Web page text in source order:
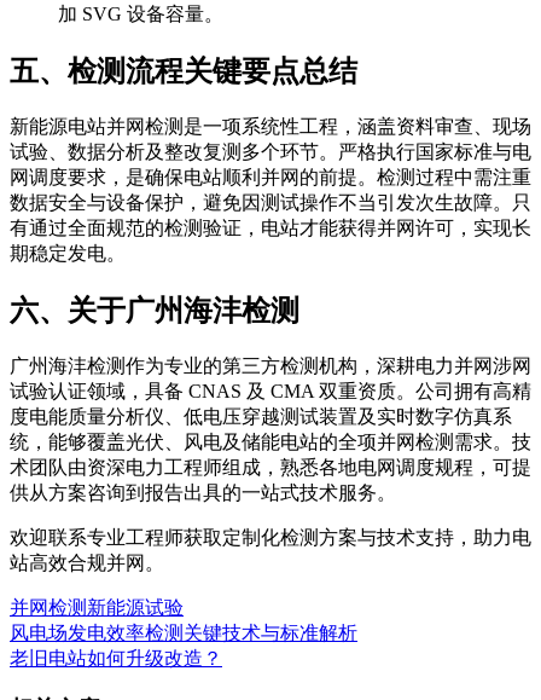
加 SVG 设备容量。
五、检测流程关键要点总结
新能源电站并网检测是一项系统性工程，涵盖资料审查、现场
试验、数据分析及整改复测多个环节。严格执行国家标准与电
网调度要求，是确保电站顺利并网的前提。检测过程中需注重
数据安全与设备保护，避免因测试操作不当引发次生故障。只
有通过全面规范的检测验证，电站才能获得并网许可，实现长
期稳定发电。
六、关于广州海沣检测
广州海沣检测作为专业的第三方检测机构，深耕电力并网涉网
试验认证领域，具备 CNAS 及 CMA 双重资质。公司拥有高精
度电能质量分析仪、低电压穿越测试装置及实时数字仿真系
统，能够覆盖光伏、风电及储能电站的全项并网检测需求。技
术团队由资深电力工程师组成，熟悉各地电网调度规程，可提
供从方案咨询到报告出具的一站式技术服务。
欢迎联系专业工程师获取定制化检测方案与技术支持，助力电
站高效合规并网。
并网检测 新能源试验
风电场发电效率检测关键技术与标准解析
老旧电站如何升级改造？